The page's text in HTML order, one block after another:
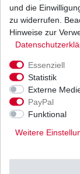
Weitere Details
und die
zu widerrufen.
Hinweise zur
Essenziell
Statistik
Externe
PayPal
Funktional
Weitere